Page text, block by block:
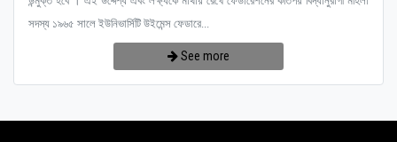
সদস্য ১৯৬৫ সালে ইউনিভার্সিটি উইমেন্স ফেডারে...
See more